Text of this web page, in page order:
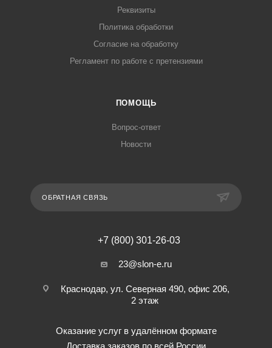
Реквизиты
Политика обработки
Согласие на обработку
Регламент по работе с претензиями
ПОМОЩЬ
Вопрос-ответ
Новости
ОБРАТНАЯ СВЯЗЬ
+7 (800) 301-26-03
23@slon-e.ru
Краснодар, ул. Северная 490, офис 206,
2 этаж
Оказание услуг в удалённом формате